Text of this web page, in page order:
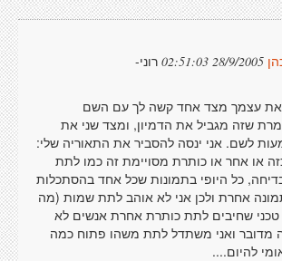
28/9/2005 02:51:03 רוני-
עצמך מצד אחד קשה לך עם השם
שזה מגביל את הדמיון, ומצד שני את
לשם. אני ינסה להסביר את התאוריה שלי:
או אחר או כותרת מסויימת זה כמו לתת
כל היופי בתמונות שכל אחד בהסתכלות
אחרת ולכן אני לא אוהב לתת שמות (מה
שחיבים לתת כותרת אחרת אנשים לא
מדובר ואני משתדל לתת משהו פתוח כמה
להיום....